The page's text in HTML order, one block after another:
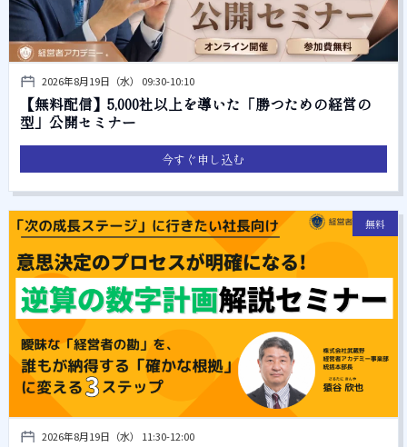
2026年8月19日（水） 09:30-10:10
【無料配信】5,000社以上を導いた「勝つための経営の
型」公開セミナー
今すぐ申し込む
無料
2026年8月19日（水） 11:30-12:00